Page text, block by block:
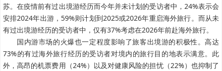
苏。在疫情前有过出境游经历而今年并未计划的受访者中，24%表示会
安排2024年出游，59%则计划到2025或2026年重启海外旅行。而从未
有过出境游经历的受访者中，仅有37%考虑在2026年前赴海外旅行。
国内游市场的火爆也一定程度影响了旅客出境游的积极性。高达
73%的有过海外旅行经历的受访者对境内的旅行目的地表示满意。此
外，高昂的机票费用（24%）以及对健康风险的担忧（22%）也抑制了